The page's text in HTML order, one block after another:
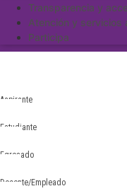
Transparencia y
Atención y servicios
Participa
Aspirante
Estudiante
Egresado
Docente/Empleado